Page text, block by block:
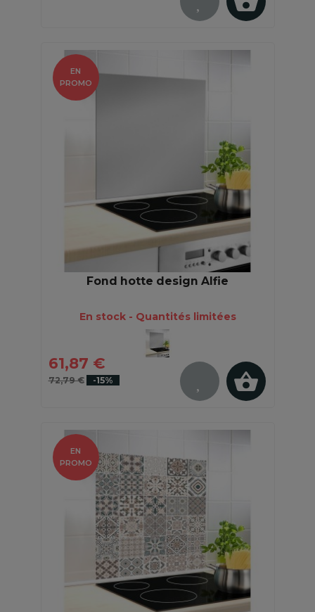
Fond hotte design Alfie
En stock - Quantités limitées
61,87 €
72,79 € -15%
EN
PROMO
EN
PROMO